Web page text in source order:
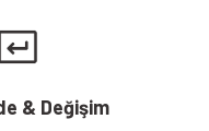
& Değişim